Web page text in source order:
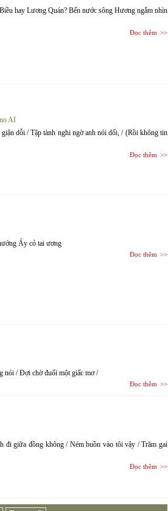
hay Lương Quán? Bến nước sông Hương ngắm nhìn
Đọc thêm
AI
giận dỗi / Tập tành nghi ngờ anh nói dối, / (Rồi không tin
Đọc thêm
Áy cỏ tai ương
Đọc thêm
nói / Đợi chờ đuối một giấc mơ /
Đọc thêm
đi giữa đồng không / Ném buồn vào tôi vậy / Trăm gai
Đọc thêm